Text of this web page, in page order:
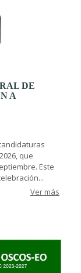
DE
A
que
Este
Ver más